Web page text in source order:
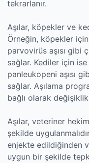
tekrarlanır.
Aşılar, köpekler ve
Örneğin, köpekler için
parvovirüs aşısı gibi
sağlar. Kediler için ise
panleukopeni aşısı
sağlar. Aşılama
bağlı olarak
Aşılar, veteriner
şekilde
enjekte edildiğinden
uygun bir şekilde